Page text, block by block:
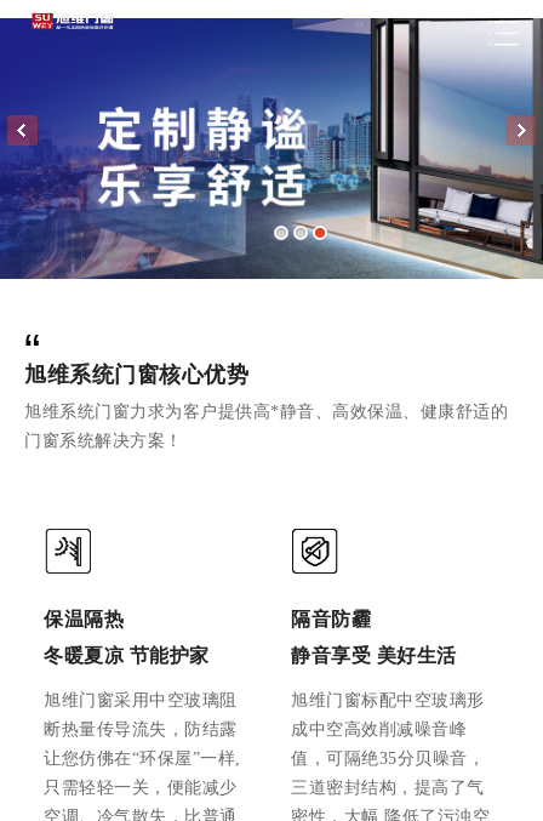
“
旭维系统门窗核心优势
旭维系统门窗力求为客户提供高*静音、高效保温、健康舒适的
门窗系统解决方案！
保温隔热
冬暖夏凉 节能护家
旭维门窗采用中空玻璃阻
断热量传导流失，防结露
让您仿佛在“环保屋”一样,
只需轻轻一关，便能减少
空调、冷气散失，比普通
隔音防霾
静音享受 美好生活
旭维门窗标配中空玻璃形
成中空高效削减噪音峰
值，可隔绝35分贝噪音，
三道密封结构，提高了气
密性，大幅 降低了污浊空